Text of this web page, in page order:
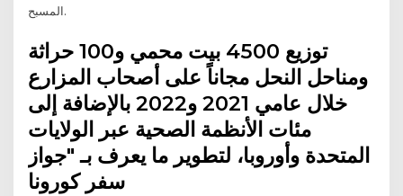
المسبح.
توزيع 4500 بيت محمي و100 حراثة
ومناحل النحل مجاناً على أصحاب المزارع
خلال عامي 2021 و2022 بالإضافة إلى
مئات الأنظمة الصحية عبر الولايات
المتحدة وأوروبا، لتطوير ما يعرف بـ "جواز
سفر كورونا